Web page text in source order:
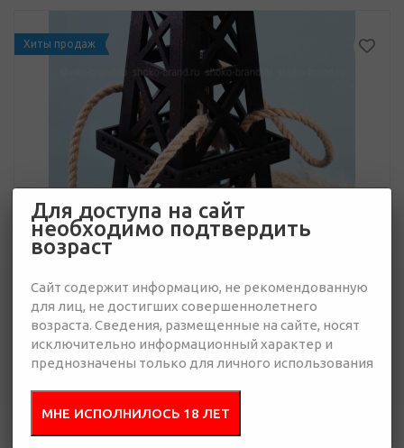
Хиты продаж
4 777 руб.
Много
Добавить в
Для доступа на сайт
необходимо подтвердить
возраст
Сайт содержит информацию, не рекомендованную
для лиц, не достигших совершеннолетнего
возраста. Сведения, размещенные на сайте, носят
исключительно информационный характер и
преднозначены только для личного использования
МНЕ ИСПОЛНИЛОСЬ 18 ЛЕТ